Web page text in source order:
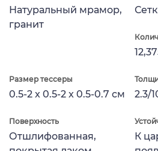
Натуральный мрамор,
гранит
Размер тессеры
0.5-2 x 0.5-2 x 0.5-0.7 см 2.3/
Поверхность
Отшлифованная,
К